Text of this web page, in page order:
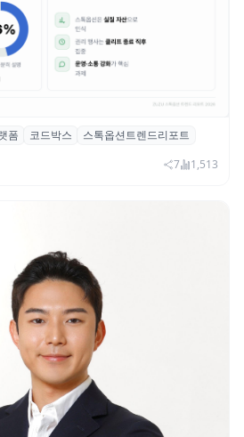
2년 만에 18.2%→31.3%…
비중도 급증
폼 코드박스
스톡옵션트렌드리포트
7 1,513